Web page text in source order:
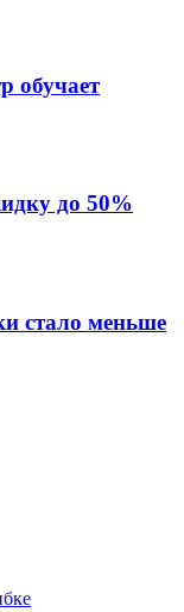
обучает
до 50%
стало меньше